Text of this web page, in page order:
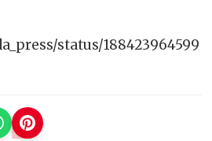
status/188423964599